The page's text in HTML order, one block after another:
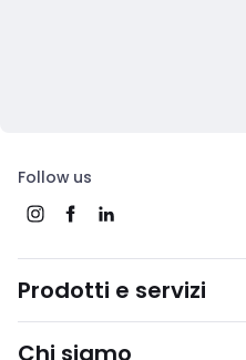
Follow us
Prodotti e servizi
Chi siamo